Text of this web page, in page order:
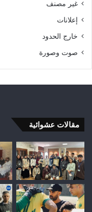
غير مصنف
إعلانات
خارج الحدود
صوت وصورة
مقالات عشوائية